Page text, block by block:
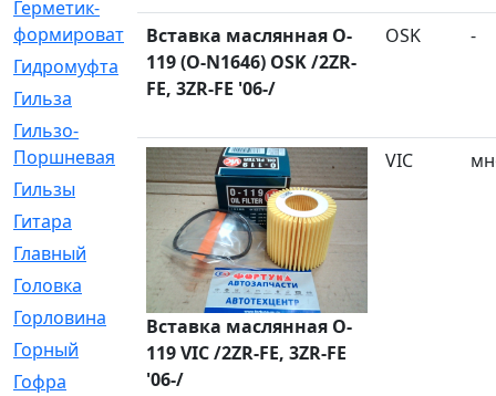
Герметик-
формирователь
[3]
Гидромуфта
[47]
Гильза
[56]
Гильзо-
Поршневая
[13]
Гильзы
[259]
Гитара
[7]
Главный
[29]
Головка
[28]
Горловина
[14]
Горный
[1]
Гофра
Вставка маслянная O-
119 (O-N1646) OSK /2ZR-
FE, 3ZR-FE '06-/
OSK -
Вставка маслянная O-
119 VIC /2ZR-FE, 3ZR-FE
'06-/
VIC